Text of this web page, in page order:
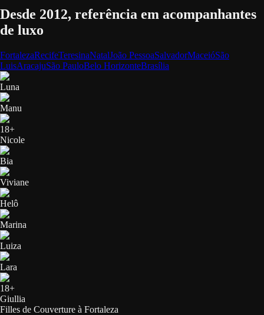
Desde 2012, referência em acompanhantes
de luxo
FortalezaRecifeTeresinaNatalJoão PessoaSalvadorMaceióSão
LuisAracajuSão PauloBelo HorizonteBrasília
Luna
Manu
18+
Nicole
Bia
Viviane
Helô
Marina
Luiza
Lara
18+
Giullia
Filles de Couverture à Fortaleza